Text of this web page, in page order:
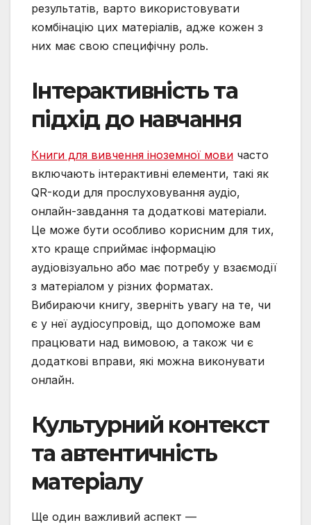
результатів, варто використовувати
комбінацію цих матеріалів, адже кожен з
них має свою специфічну роль.
Інтерактивність та
підхід до навчання
Книги для вивчення іноземної мови часто
включають інтерактивні елементи, такі як
QR-коди для прослуховування аудіо,
онлайн-завдання та додаткові матеріали.
Це може бути особливо корисним для тих,
хто краще сприймає інформацію
аудіовізуально або має потребу у взаємодії
з матеріалом у різних форматах.
Вибираючи книгу, зверніть увагу на те, чи
є у неї аудіосупровід, що допоможе вам
працювати над вимовою, а також чи є
додаткові вправи, які можна виконувати
онлайн.
Культурний контекст
та автентичність
матеріалу
Ще один важливий аспект —